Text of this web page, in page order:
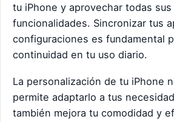
tu iPhone y aprovechar todas sus
funcionalidades. Sincronizar tus
configuraciones es fundamental
continuidad en tu uso diario.
La personalización de tu iPhone
permite adaptarlo a tus
también mejora tu comodidad y